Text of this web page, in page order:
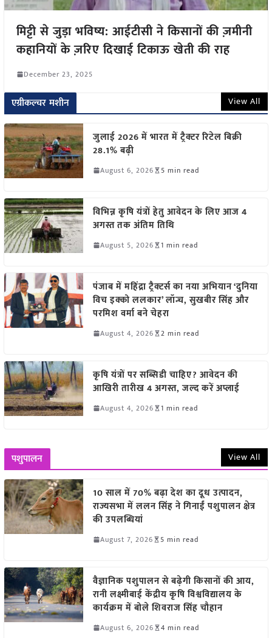
मिट्टी से जुड़ा भविष्य: आईटीसी ने किसानों की ज़मीनी
कहानियों के ज़रिए दिखाई टिकाऊ खेती की राह
December 23, 2025
एग्रीकल्चर मशीन View All
जुलाई 2026 में भारत में ट्रैक्टर रिटेल बिक्री
28.1% बढ़ी
August 6, 2026 5 min read
विभिन्न कृषि यंत्रों हेतु आवेदन के लिए आज 4
अगस्त तक अंतिम तिथि
August 5, 2026 1 min read
पंजाब में महिंद्रा ट्रैक्टर्स का नया अभियान ‘दुनिया
विच इक्को ललकार’ लॉन्च, सुखबीर सिंह और
परमिश वर्मा बने चेहरा
August 4, 2026 2 min read
कृषि यंत्रों पर सब्सिडी चाहिए? आवेदन की
आखिरी तारीख 4 अगस्त, जल्द करें अप्लाई
August 4, 2026 1 min read
पशुपालन View All
10 साल में 70% बढ़ा देश का दूध उत्पादन,
राज्यसभा में ललन सिंह ने गिनाईं पशुपालन क्षेत्र
की उपलब्धियां
August 7, 2026 5 min read
वैज्ञानिक पशुपालन से बढ़ेगी किसानों की आय,
रानी लक्ष्मीबाई केंद्रीय कृषि विश्वविद्यालय के
कार्यक्रम में बोले शिवराज सिंह चौहान
August 6, 2026 4 min read